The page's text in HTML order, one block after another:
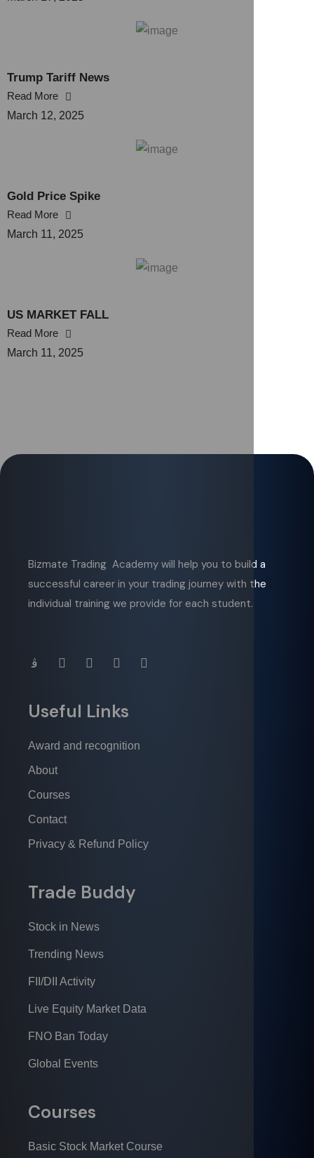
Trump Tariff News
Read More
March 12, 2025
Gold Price Spike
Read More
March 11, 2025
US MARKET FALL
Read More
March 11, 2025
Bizmate Trading Academy will help you to build a
successful career in your trading journey with the
individual training we provide for each student.
Useful Links
Award and recognition
About
Courses
Contact
Privacy & Refund Policy
Trade Buddy
Stock in News
Trending News
FII/DII Activity
Live Equity Market Data
FNO Ban Today
Global Events
Courses
Basic Stock Market Course